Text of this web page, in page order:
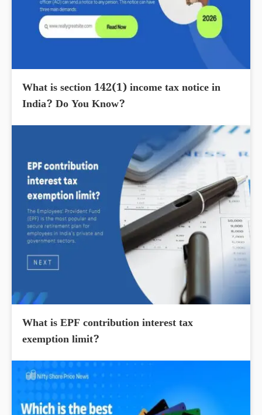
What is section 142(1) income tax notice in
India? Do You Know?
What is EPF contribution interest tax
exemption limit?